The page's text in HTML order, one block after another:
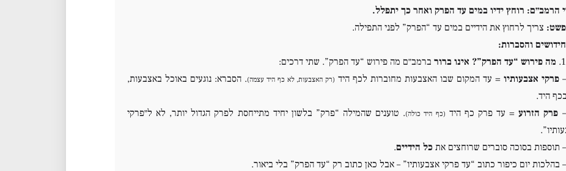
הרמב״ם: רוחץ ידיו במים עד הפרק ואחר כך יתפלל.
פשט: צריך לרחוץ את הידיים במים עד “הפרק” לפני התפילה.
חידושים והסברות:
1. מה פירוש “עד הפרק”? אינו ברור ברמב״ם מה פירוש “עד הפרק”. שתי דרכים:
–פרקי אצבעותיו = עד המקום שבו האצבעות מחוברות לכף היד (רק האצבעות, לא כף היד עצמה). הסברא: נוגעים באוכל באצבעות,
היד.
– פרק הזרוע= עד פרק כף היד (כף היד כולה). טוענים שהמילה “פרק” בלשון יחיד מתייחסת לפרק הגדול יותר, לא ל״פרקי
– תוספות בסוכה סוברים שרוחצים את כל הידיים.
– בהלכות יום כיפור כתוב “עד פרקי אצבעותיו” – אבל כאן כתוב רק “עד הפרק” בלי ביאור.